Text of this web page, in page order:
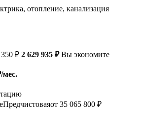
отопление, канализация
₽ 2 629 935 ₽Вы экономите
мес.
Предчистоваяот 35 065 800 ₽